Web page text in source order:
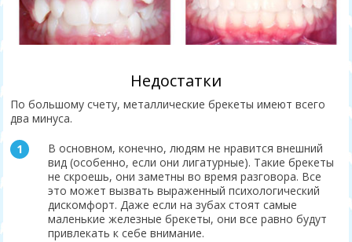
Недостатки
По большому счету, металлические брекеты имеют всего
два минуса.
В основном, конечно, людям не нравится внешний
вид (особенно, если они лигатурные). Такие брекеты
не скроешь, они заметны во время разговора. Все
это может вызвать выраженный психологический
дискомфорт. Даже если на зубах стоят самые
маленькие железные брекеты, они все равно будут
привлекать к себе внимание.